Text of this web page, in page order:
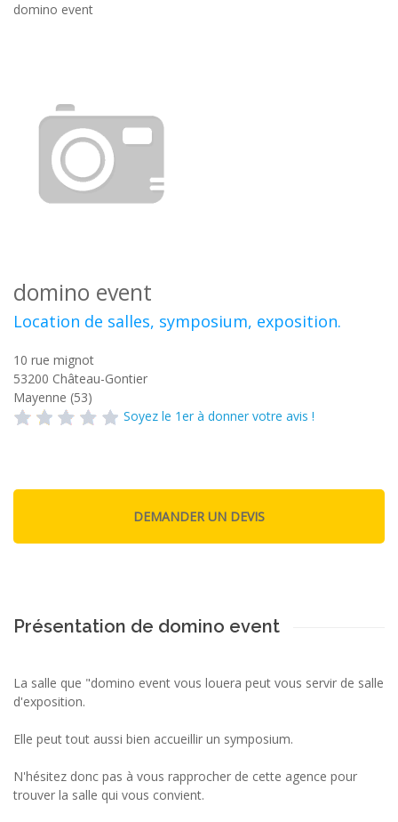
domino event
domino event
Location de salles, symposium, exposition.
10 rue mignot
53200 Château-Gontier
Mayenne (53)
Soyez le 1er à donner votre avis !
Présentation de domino event
La salle que "domino event vous louera peut vous servir de salle
d'exposition.
Elle peut tout aussi bien accueillir un symposium.
N'hésitez donc pas à vous rapprocher de cette agence pour
trouver la salle qui vous convient.